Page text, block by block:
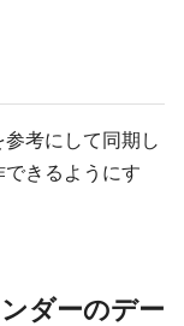
参考にして同期し
きるようにす
ダーのデー